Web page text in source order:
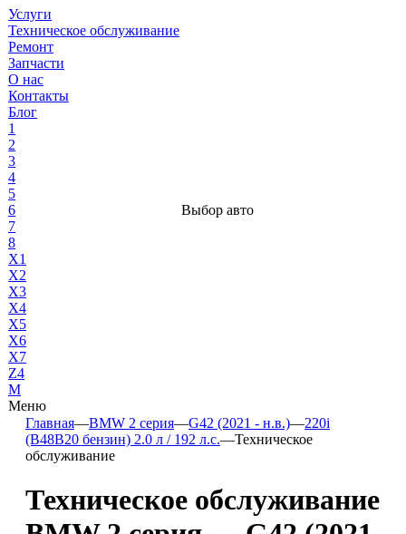
Услуги
Техническое обслуживание
Ремонт
Запчасти
О нас
Контакты
Блог
1
2
3
4
5
6
7
8
X1
X2
X3
X4
X5
X6
X7
Z4
М
Меню
Выбор авто
Главная—BMW 2 серия—G42 (2021 - н.в.)—220i
(B48B20 бензин) 2.0 л / 192 л.с.—Техническое
обслуживание
Техническое обслуживание